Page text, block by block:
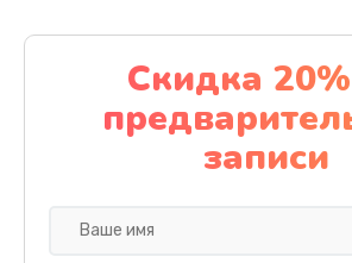
Заказать
Замена стекла
990 руб.
Заказать
Замена задней
Скидка
записи